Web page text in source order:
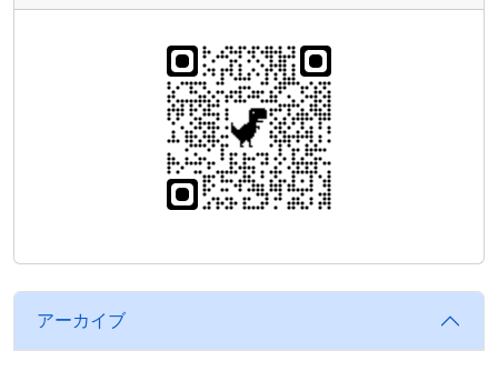
アーカイブ